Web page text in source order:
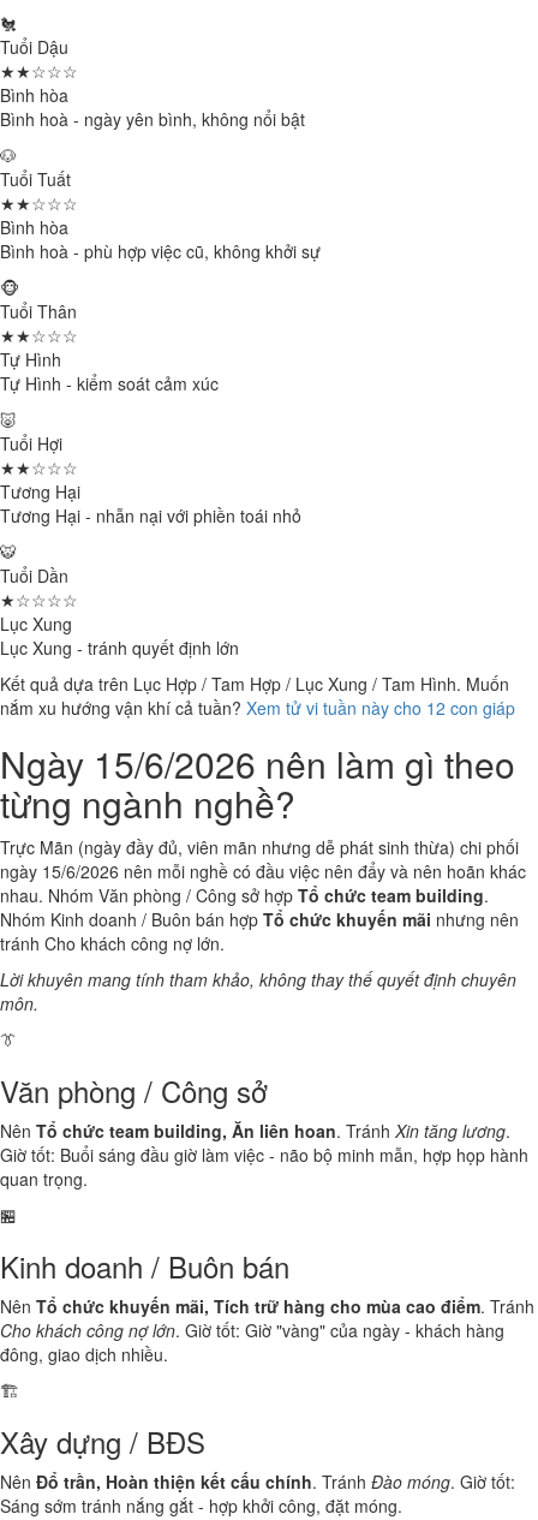
🐔
Tuổi Dậu
★★☆☆☆
Bình hòa
Bình hoà - ngày yên bình, không nổi bật
🐶
Tuổi Tuất
★★☆☆☆
Bình hòa
Bình hoà - phù hợp việc cũ, không khởi sự
🐵
Tuổi Thân
★★☆☆☆
Tự Hình
Tự Hình - kiểm soát cảm xúc
🐷
Tuổi Hợi
★★☆☆☆
Tương Hại
Tương Hại - nhẫn nại với phiền toái nhỏ
🐯
Tuổi Dần
★☆☆☆☆
Lục Xung
Lục Xung - tránh quyết định lớn
Kết quả dựa trên Lục Hợp / Tam Hợp / Lục Xung / Tam Hình. Muốn
nắm xu hướng vận khí cả tuần? Xem tử vi tuần này cho 12 con giáp
Ngày 15/6/2026 nên làm gì theo
từng ngành nghề?
Trực Mãn (ngày đầy đủ, viên mãn nhưng dễ phát sinh thừa) chi phối
ngày 15/6/2026 nên mỗi nghề có đầu việc nên đẩy và nên hoãn khác
nhau. Nhóm Văn phòng / Công sở hợp Tổ chức team building.
Nhóm Kinh doanh / Buôn bán hợp Tổ chức khuyến mãi nhưng nên
tránh Cho khách công nợ lớn.
Lời khuyên mang tính tham khảo, không thay thế quyết định chuyên
môn.
👔
Văn phòng / Công sở
Nên Tổ chức team building, Ăn liên hoan. Tránh Xin tăng lương.
Giờ tốt: Buổi sáng đầu giờ làm việc - não bộ minh mẫn, hợp họp hành
quan trọng.
🏪
Kinh doanh / Buôn bán
Nên Tổ chức khuyến mãi, Tích trữ hàng cho mùa cao điểm. Tránh
Cho khách công nợ lớn. Giờ tốt: Giờ "vàng" của ngày - khách hàng
đông, giao dịch nhiều.
🏗️
Xây dựng / BĐS
Nên Đổ trần, Hoàn thiện kết cấu chính. Tránh Đào móng. Giờ tốt:
Sáng sớm tránh nắng gắt - hợp khởi công, đặt móng.